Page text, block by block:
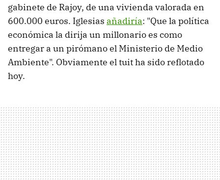
gabinete de Rajoy, de una vivienda valorada en
600.000 euros. Iglesias añadiría: "Que la política
económica la dirija un millonario es como
entregar a un pirómano el Ministerio de Medio
Ambiente". Obviamente el tuit ha sido reflotado
hoy.